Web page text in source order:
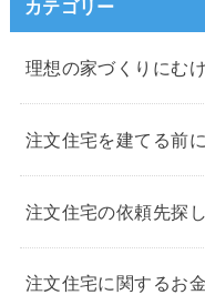
カテゴリー
理想の家づくりにむ
注文住宅を建てる前
注文住宅の依頼先探
注文住宅に関するお